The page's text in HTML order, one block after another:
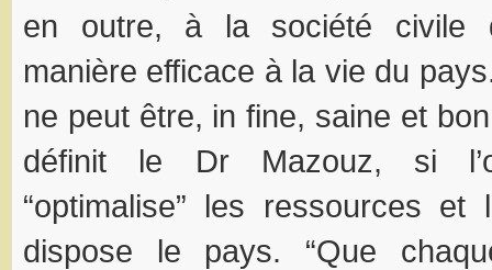
en outre, à la société civile
manière efficace à la vie du
ne peut être, in fine, saine et
définit le Dr Mazouz, si
“optimalise” les ressources et
dispose le pays. “Que